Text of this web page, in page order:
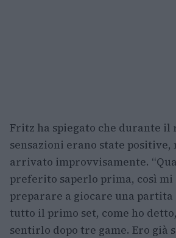
Fritz ha spiegato che durante il
sensazioni erano state positive,
arrivato improvvisamente.
preferito saperlo prima, così mi
preparare a giocare una partita
tutto il primo set, come ho
sentirlo dopo tre game. Ero già